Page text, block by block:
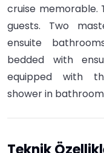
cruise memorable.
guests. Two
ensuite
bedded with
equipped with
showerin b